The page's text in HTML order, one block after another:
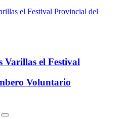
Varillas el Festival
Voluntario